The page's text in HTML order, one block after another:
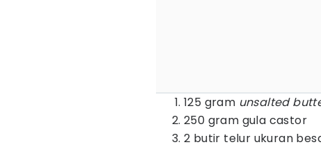
125 gram unsalted
250 gram gula castor
2 butir telur ukuran